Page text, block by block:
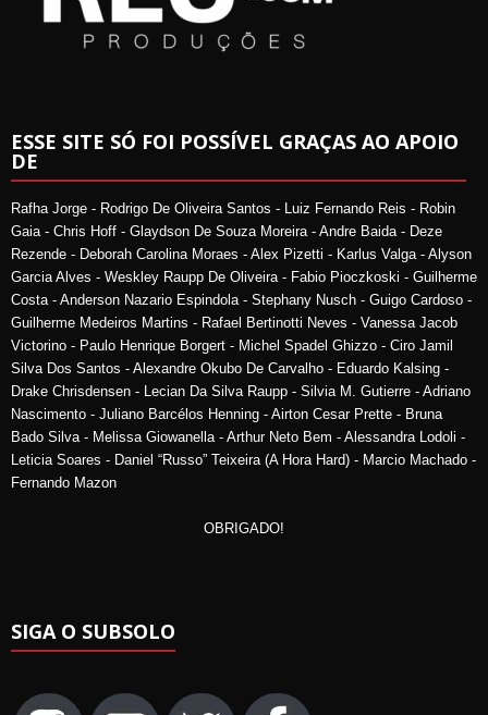
ESSE SITE SÓ FOI POSSÍVEL GRAÇAS AO APOIO
DE
Rafha Jorge - Rodrigo De Oliveira Santos - Luiz Fernando Reis - Robin
Gaia - Chris Hoff - Glaydson De Souza Moreira - Andre Baida - Deze
Rezende - Deborah Carolina Moraes - Alex Pizetti - Karlus Valga - Alyson
Garcia Alves - Weskley Raupp De Oliveira - Fabio Pioczkoski - Guilherme
Costa - Anderson Nazario Espindola - Stephany Nusch - Guigo Cardoso -
Guilherme Medeiros Martins - Rafael Bertinotti Neves - Vanessa Jacob
Victorino - Paulo Henrique Borgert - Michel Spadel Ghizzo - Ciro Jamil
Silva Dos Santos - Alexandre Okubo De Carvalho - Eduardo Kalsing -
Drake Chrisdensen - Lecian Da Silva Raupp - Silvia M. Gutierre - Adriano
Nascimento - Juliano Barcélos Henning - Airton Cesar Prette - Bruna
Bado Silva - Melissa Giowanella - Arthur Neto Bem - Alessandra Lodoli -
Leticia Soares - Daniel “Russo” Teixeira (A Hora Hard) - Marcio Machado -
Fernando Mazon
OBRIGADO!
SIGA O SUBSOLO